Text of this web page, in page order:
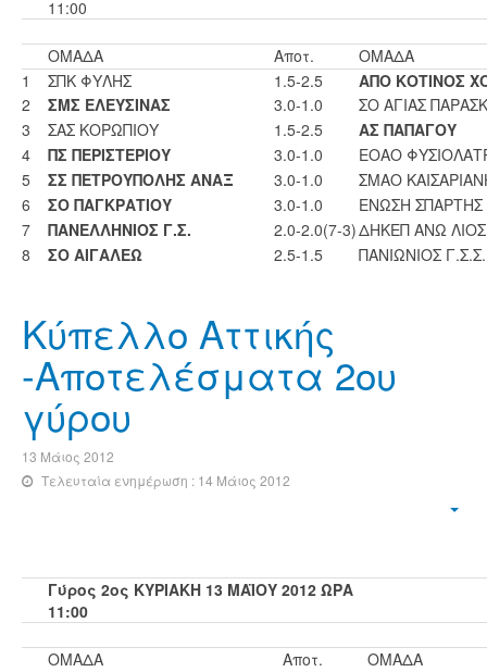
11:00
ΟΜΑΔΑ Αποτ.
ΟΜΑΔΑ
1
ΣΠΚ ΦΥΛΗΣ 1.5-2.5
ΑΠΟ ΚΟΤΙΝΟΣ
2
ΣΜΣ ΕΛΕΥΣΙΝΑΣ 3.0-1.0
ΣΟ ΑΓΙΑΣ
3
ΣΑΣ ΚΟΡΩΠΙΟΥ 1.5-2.5
ΑΣ ΠΑΠΑΓΟΥ
4
ΠΣ ΠΕΡΙΣΤΕΡΙΟΥ 3.0-1.0
ΕΟΑΟ
5
ΣΣ ΠΕΤΡΟΥΠΟΛΗΣ ΑΝΑΞ 3.0-1.0
ΣΜΑΟ
6
ΣΟ ΠΑΓΚΡΑΤΙΟΥ 3.0-1.0
ΕΝΩΣΗ ΣΠΑΡΤΗΣ
7
ΠΑΝΕΛΛΗΝΙΟΣ Γ.Σ. 2.0-2.0(7-3)ΔΗΚΕΠ ΑΝΩ
8
ΣΟ ΑΙΓΑΛΕΩ 2.5-1.5 ΠΑΝΙΩΝΙΟΣ Γ.Σ.Σ.
Κύπελλο Αττικής
-Αποτελέσματα 2ου
γύρου
13 Μάιος 2012
Τελευταία ενημέρωση : 14 Μάιος 2012
Γύρος 2ος ΚΥΡΙΑΚΗ 13 ΜΑΪΟΥ 2012 ΩΡΑ
11:00
ΟΜΑΔΑ Αποτ.
ΟΜΑΔΑ